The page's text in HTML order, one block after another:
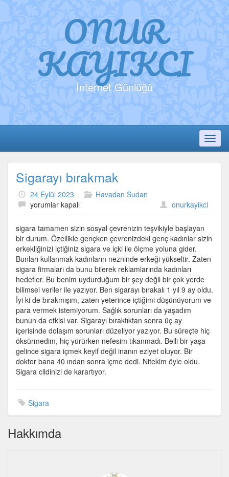
ONUR
KAYIKCI
İnternet Günlüğü
Sigarayı bırakmak
24 Eylül 2023
Havadan Sudan
Sigarayı
için
yorumlar kapalı onurkayikci
sigara tamamen sizin sosyal çevrenizin teşvikiyle başlayan
bir durum. Özellikle gençken çevrenizdeki genç kadınlar sizin
erkekliğinizi içtiğiniz sigara ve içki ile ölçme yoluna gider.
Bunları kullanmak kadınların nezninde erkeği yükseltir. Zaten
sigara firmaları da bunu bilerek reklamlarında kadınları
hedefler. Bu benim uydurduğum bir şey değil bir çok yerde
bilimsel veriler ile yazıyor. Ben sigarayı bırakalı 1 yıl 9 ay oldu.
İyi ki de bırakmışım, zaten yeterince içtiğimi düşünüyorum ve
para vermek istemiyorum. Sağlık sorunları da yaşadım
bunun da etkisi var. Sigarayı bıraktıktan sonra üç ay
içerisinde dolaşım sorunları düzeliyor yazıyor. Bu süreçte hiç
öksürmedim, hiç yürürken nefesim tıkanmadı. Belli bir yaşa
gelince sigara içmek keyif değil inanın eziyet oluyor. Bir
doktor bana 40 ından sonra içme dedi. Nitekim öyle oldu.
Sigara cildinizi de karartıyor.
Sigara
Hakkımda